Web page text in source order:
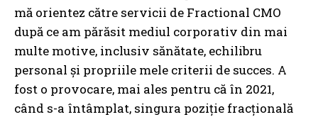
mă orientez către servicii de Fractional CMO
după ce am părăsit mediul corporativ din mai
multe motive, inclusiv sănătate, echilibru
personal și propriile mele criterii de succes. A
fost o provocare, mai ales pentru că în 2021,
când s-a întâmplat, singura poziție fracțională